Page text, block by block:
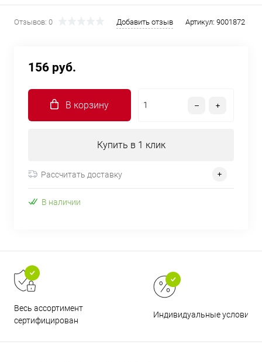
Отзывов: 0 Добавить отзыв Артикул: 9001872
156 руб.
В корзину
Купить в 1 клик
Рассчитать доставку
В наличии
Весь ассортимент
сертифицирован
Индивидуальные условия